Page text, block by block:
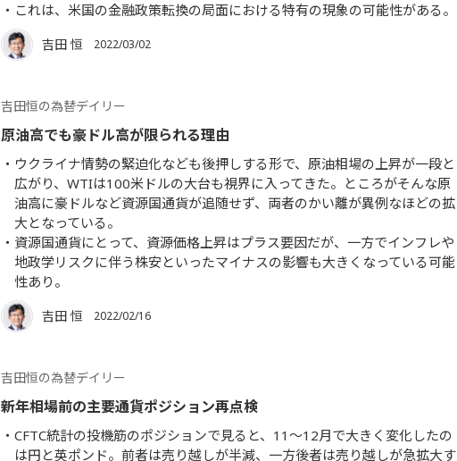
これは、米国の金融政策転換の局面における特有の現象の可能性がある。
吉田 恒 2022/03/02
吉田恒の為替デイリー
原油高でも豪ドル高が限られる理由
ウクライナ情勢の緊迫化なども後押しする形で、原油相場の上昇が一段と
広がり、WTIは100米ドルの大台も視界に入ってきた。ところがそんな原
油高に豪ドルなど資源国通貨が追随せず、両者のかい離が異例なほどの拡
大となっている。
資源国通貨にとって、資源価格上昇はプラス要因だが、一方でインフレや
地政学リスクに伴う株安といったマイナスの影響も大きくなっている可能
性あり。
吉田 恒 2022/02/16
吉田恒の為替デイリー
新年相場前の主要通貨ポジション再点検
CFTC統計の投機筋のポジションで見ると、11～12月で大きく変化したの
は円と英ポンド。前者は売り越しが半減、一方後者は売り越しが急拡大す